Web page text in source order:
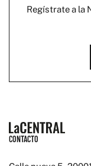
Regístrate a la
CONTACTO